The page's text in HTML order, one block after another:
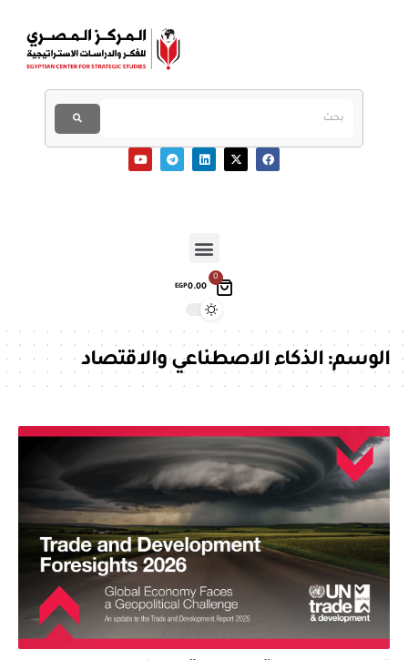
0
EGP0.00
الوسم:الذكاء الاصطناعي والاقتصاد